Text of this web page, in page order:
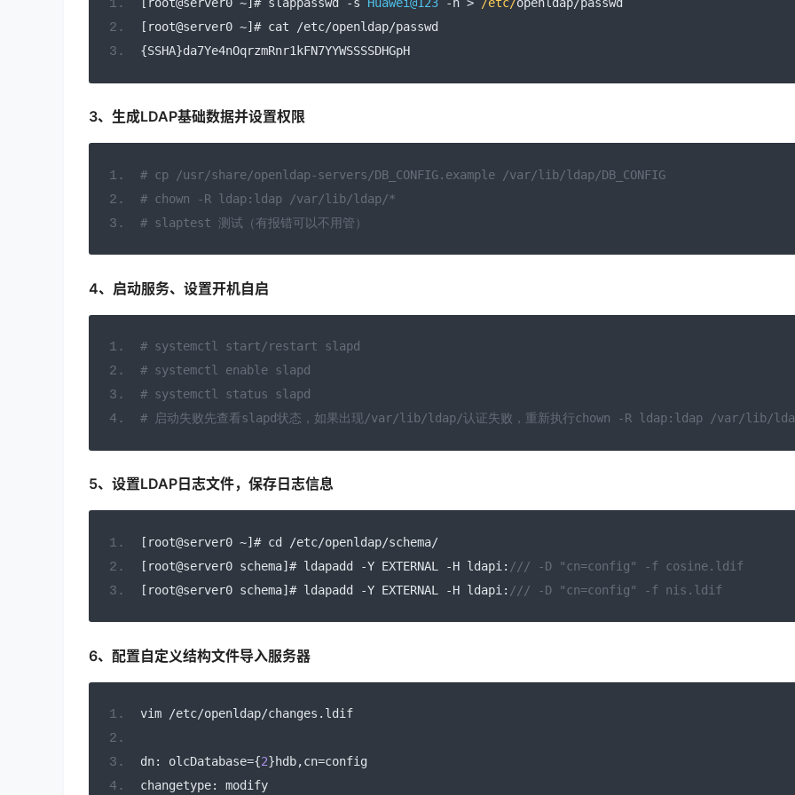
[ root@server0 ~]# cat /etc/openldap/passwd
{SSHA}da7Ye4nOqrzmRnr1kFN7YYWSSSSDHGpH
3、生成LDAP基础数据并设置权限
# cp /usr/share/openldap-servers/DB_CONFIG.example /var/lib/ldap/DB_CONFIG
# chown -R ldap:ldap /var/lib/ldap/*
# slaptest 测试（有报错可以不用管）
4、启动服务、设置开机自启
# systemctl start/restart slapd
# systemctl enable slapd
# systemctl status slapd
# 启动失败先查看slapd状态，如果出现/var/lib/ldap/认证失败，重新执行chown -R ldap:ldap /var/lib/
5、设置LDAP日志文件，保存日志信息
[ root@server0 ~]# cd /etc/openldap/schema/
[ root@server0 schema]# ldapadd -Y EXTERNAL -H ldapi : /// -D "cn=config" -f cosine.ldif
[ root@server0 schema]# ldapadd -Y EXTERNAL -H ldapi : /// -D "cn=config" -f nis.ldif
6、配置自定义结构文件导入服务器
vim /etc/openldap/changes . ldif
dn: olcDatabase={2}hdb,cn=config
changetype: modify